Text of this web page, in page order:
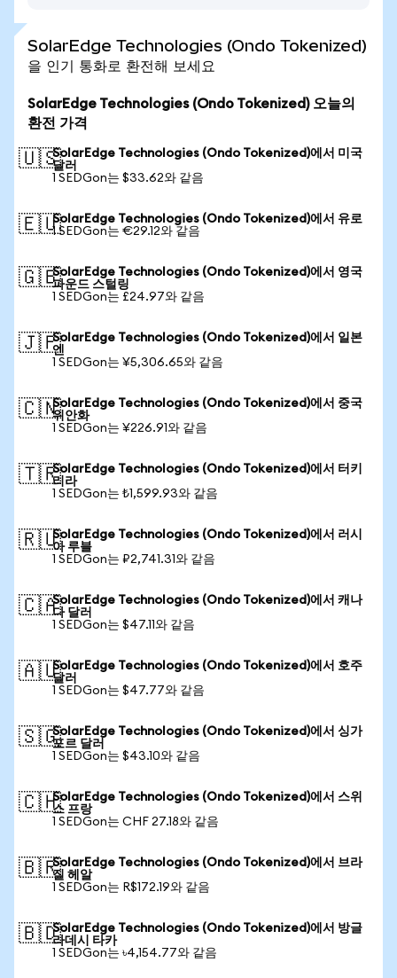
SolarEdge Technologies (Ondo Tokenized)
을 인기 통화로 환전해 보세요
SolarEdge Technologies (Ondo Tokenized) 오늘의
환전 가격
🇺🇸SolarEdge Technologies (Ondo Tokenized)에서 미국
달러
1 SEDGon는 $33.62와 같음
🇪🇺SolarEdge Technologies (Ondo Tokenized)에서 유로
1 SEDGon는 €29.12와 같음
🇬🇧SolarEdge Technologies (Ondo Tokenized)에서 영국
파운드 스털링
1 SEDGon는 £24.97와 같음
🇯🇵SolarEdge Technologies (Ondo Tokenized)에서 일본
엔
1 SEDGon는 ¥5,306.65와 같음
🇨🇳SolarEdge Technologies (Ondo Tokenized)에서 중국
위안화
1 SEDGon는 ¥226.91와 같음
🇹🇷SolarEdge Technologies (Ondo Tokenized)에서 터키
리라
1 SEDGon는 ₺1,599.93와 같음
🇷🇺SolarEdge Technologies (Ondo Tokenized)에서 러시
아 루블
1 SEDGon는 ₽2,741.31와 같음
🇨🇦SolarEdge Technologies (Ondo Tokenized)에서 캐나
다 달러
1 SEDGon는 $47.11와 같음
🇦🇺SolarEdge Technologies (Ondo Tokenized)에서 호주
달러
1 SEDGon는 $47.77와 같음
🇸🇬SolarEdge Technologies (Ondo Tokenized)에서 싱가
포르 달러
1 SEDGon는 $43.10와 같음
🇨🇭SolarEdge Technologies (Ondo Tokenized)에서 스위
스 프랑
1 SEDGon는 CHF 27.18와 같음
🇧🇷SolarEdge Technologies (Ondo Tokenized)에서 브라
질 헤알
1 SEDGon는 R$172.19와 같음
🇧🇩SolarEdge Technologies (Ondo Tokenized)에서 방글
라데시 타카
1 SEDGon는 ৳4,154.77와 같음